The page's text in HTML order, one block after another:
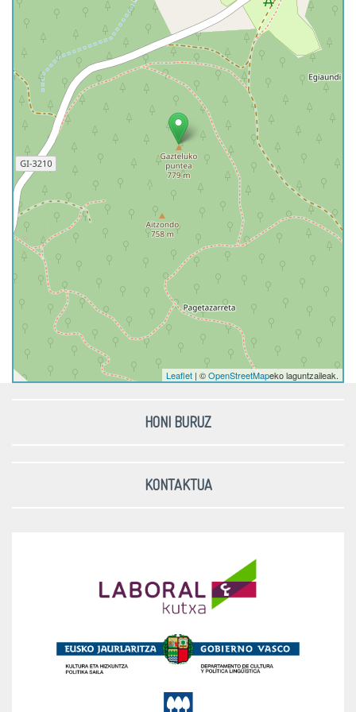
Leaflet | ©OpenStreetMapeko laguntzaileak.
HONI BURUZ
KONTAKTUA